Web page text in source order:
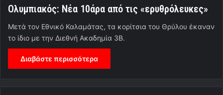
Ολυμπιακός: Νέα 10άρα από τις «ερυθρόλευκες»
Μετά τον Εθνικό Καλαμάτας, τα κορίτσια του Θρύλου έκαναν
το ίδιο με την Διεθνή Ακαδημία 3Β.
Διαβάστε περισσότερα